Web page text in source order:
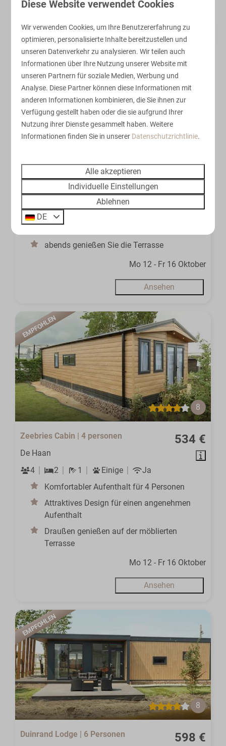
EMPFOHLEN
8,3
550 €
Strandrust Lodge | 4 Personen
De Haan
4
2 1 Einige
Ja
Optimales Urlaubsgefühl für vier Personen
abends genießen Sie die Terrasse
Mo 12 - Fr 16 Oktober
Ansehen
EMPFOHLEN
8
534 €
Zeebries Cabin | 4 personen
De Haan
4
2 1 Einige
Ja
Komfortabler Aufenthalt für 4 Personen
Attraktives Design für einen angenehmen
Aufenthalt
Draußen genießen auf der möblierten
Terrasse
Mo 12 - Fr 16 Oktober
Ansehen
EMPFOHLEN
8
598 €
Duinrand Lodge | 6 Personen
Diese Website verwendet Cookies
Wir verwenden Cookies, um Ihre Benutzererfahrung zu
optimieren, personalisierte Inhalte bereitzustellen und
unseren Datenverkehr zu analysieren. Wir teilen auch
Informationen über Ihre Nutzung unserer Website mit
unseren Partnern für soziale Medien, Werbung und
Analyse. Diese Partner können diese Informationen mit
anderen Informationen kombinieren, die Sie ihnen zur
Verfügung gestellt haben oder die sie aufgrund Ihrer
Nutzung ihrer Dienste gesammelt haben. Weitere
Informationen finden Sie in unserer Datenschutzrichtlinie.
Alle akzeptieren
Individuelle Einstellungen
Ablehnen
DE